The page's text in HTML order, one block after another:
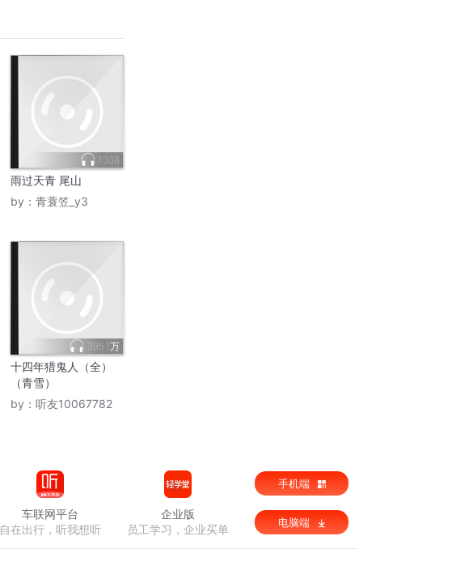
1336
雨过天青 尾山
by： 青蓑笠_y3
395.1万
十四年猎鬼人（全）
（青雪）
by： 听友10067782
车联网平台
自在出行，听我想听
企业版
员工学习，企业买单
手机端
电脑端